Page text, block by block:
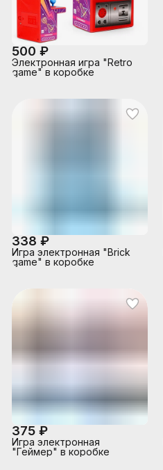
500 ₽
Электронная игра "Retro
game" в коробке
338 ₽
Игра электронная "Brick
game" в коробке
375 ₽
Игра электронная
"Геймер" в коробке